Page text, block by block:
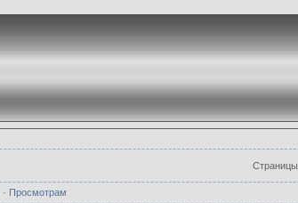
Страницы
· Просмотрам